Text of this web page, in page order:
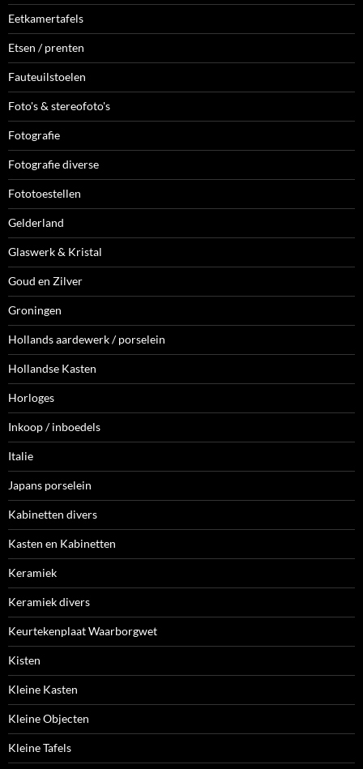
Eetkamertafels
Etsen / prenten
Fauteuilstoelen
Foto's & stereofoto's
Fotografie
Fotografie diverse
Fototoestellen
Gelderland
Glaswerk & Kristal
Goud en Zilver
Groningen
Hollands aardewerk / porselein
Hollandse Kasten
Horloges
Inkoop / inboedels
Italie
Japans porselein
Kabinetten divers
Kasten en Kabinetten
Keramiek
Keramiek divers
Keurtekenplaat Waarborgwet
Kisten
Kleine Kasten
Kleine Objecten
Kleine Tafels